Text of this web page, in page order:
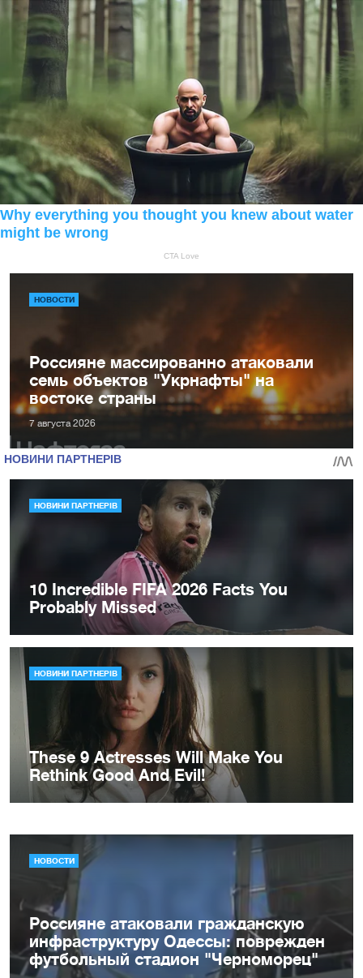
НОВОСТИ
Россияне массированно атаковали
семь объектов "Укрнафты" на
востоке страны
7 августа 2026
НОВОСТИ
Россияне атаковали гражданскую
инфраструктуру Одессы: поврежден
футбольный стадион "Черноморец"